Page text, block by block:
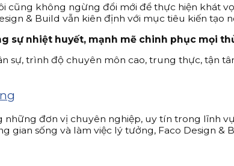
cũng không ngừng đổi mới để thực hiện khát
& Build vẫn kiên định với mục tiêu kiến tạo
sự nhiệt huyết, mạnh mẽ chinh phục mọi
sự, trình độ chuyên môn cao, trung thực, tận
đơn vị chuyên nghiệp, uy tín trong lĩnh
gian sống và làm việc lý tưởng, Faco Design